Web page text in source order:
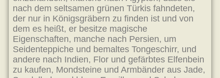
nach dem seltsamen grünen Türkis fahndeten,
der nur in Königsgräbern zu finden ist und von
dem es heißt, er besitze magische
Eigenschaften, manche nach Persien, um
Seidenteppiche und bemaltes Tongeschirr, und
andere nach Indien, Flor und gefärbtes Elfenbein
zu kaufen, Mondsteine und Armbänder aus Jade,